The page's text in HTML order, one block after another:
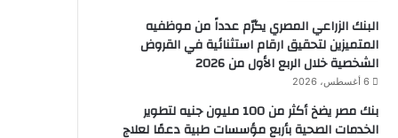
البنك الزراعي المصري يكرّم عدداً من موظفيه
المتميزين لتحقيق ارقام استثنائية في القروض
الشخصية خلال الربع الأول من 2026
6 أغسطس، 2026
بنك مصر يضخ أكثر من 100 مليون جنيه لتطوير
الخدمات الصحية بأربع مؤسسات طبية دعمًا لعلاج